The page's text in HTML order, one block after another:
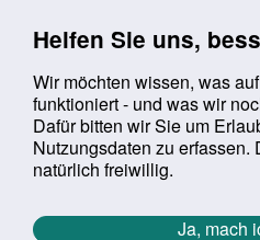
Helfen Sie uns,
Wir möchten wissen, was
funktioniert - und was wir
Dafür bitten wir Sie um
Nutzungsdaten zu
natürlich freiwillig.
Ja, mach
Suchbegriff:
Sie befinden sich hier:
Startseite Aktuelles Aktuelle
Aktuelle Meldungen